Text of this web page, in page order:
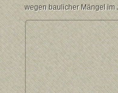
Mondfinsternis
fotografieren
wegen baulicher Mängel im